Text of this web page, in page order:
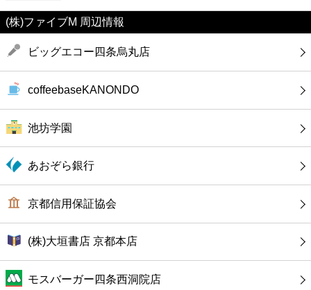
ショッピング
銀行
公共
病院
ホテル
(株)ファイブM 周辺情報
ビッグエコー四条烏丸店
coffeebaseKANONDO
池坊学園
あおぞら銀行
京都信用保証協会
(株)大垣書店 京都本店
モスバーガー四条西洞院店